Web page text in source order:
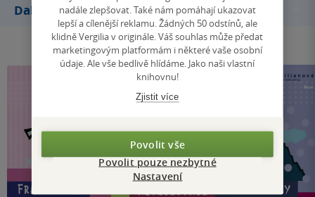
Další knihy autora
nadále zlepšovat. Také nám pomáhají ukazovat
lepší a cílenější reklamu. Žádných 50 odstínů, ale
klidně Vergilia v originále. Váš souhlas může předat
marketingovým platformám i některé vaše osobní
údaje. Ale vše bedlivě hlídáme. Jako naši vlastní
knihovnu!
Zjistit více
Povolit vše
Povolit pouze nezbytné
Nastavení